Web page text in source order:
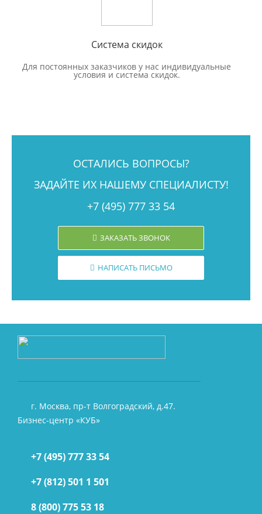
Система скидок
Для постоянных заказчиков у нас индивидуальные
условия и система скидок.
ОСТАЛИСЬ ВОПРОСЫ?
ЗАДАЙТЕ ИХ НАШЕМУ СПЕЦИАЛИСТУ!
+7 (495) 777 33 54
ЗАКАЗАТЬ ЗВОНОК
НАПИСАТЬ ПИСЬМО
г. Москва, пр-т Волгоградский, д.47.
Бизнес-центр «КУБ»
+7 (495) 777 33 54
+7 (812) 501 1 501
8 (800) 775 53 18